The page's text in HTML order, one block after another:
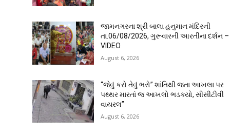
જામનગરના શ્રી બાલા હનુમાન મંદિરની
તા.06/08/2026, ગુરૂવારની આરતીના દર્શન –
VIDEO
August 6, 2026
“જેવું કરો તેવું ભરો” શાંતિથી જતા આખલા પર
પથ્થર મારતાં જ આખલો ભડક્યો, સીસીટીવી
વાયરલ”
August 6, 2026